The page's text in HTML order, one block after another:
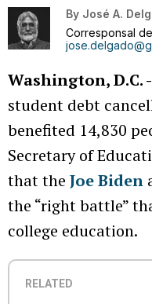
By José A.
Corresponsal
Washington, D.C. -
student debt
benefited 14,830
Secretary of
that the Joe Biden
the “right battle”
college education.
RELATED